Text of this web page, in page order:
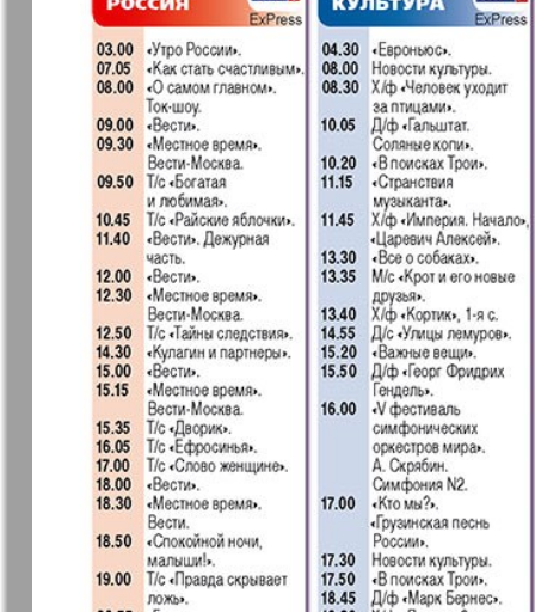
30
3
7
МК-Германия
планета мнений
МК-
Новые Земляки
Panorama-mir Партнер
Русский вояж
Архив необновляющихся на сайте изданий
7плюс7я Авангард